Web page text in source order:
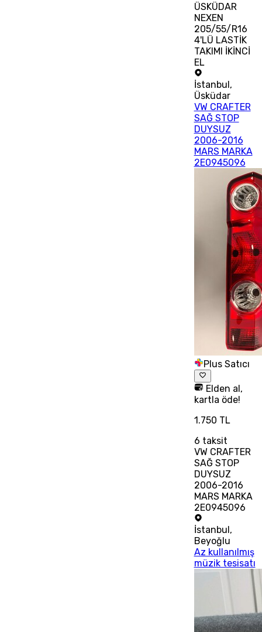
ÜSKÜDAR
NEXEN
205/55/R16
4'LÜ LASTİK
TAKIMI İKİNCİ
EL
İstanbul,
Üsküdar
VW CRAFTER
SAĞ STOP
DUYSUZ
2006-2016
MARS MARKA
2E0945096
Plus Satıcı
Elden al,
kartla öde!
1.750 TL
6 taksit
VW CRAFTER
SAĞ STOP
DUYSUZ
2006-2016
MARS MARKA
2E0945096
İstanbul,
Beyoğlu
Az kullanılmış
müzik tesisatı